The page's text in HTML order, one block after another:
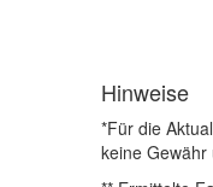
Hinweise
*Für die
keine